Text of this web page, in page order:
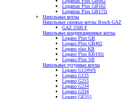
Logamax Plus GB162
Logamax Plus GB172i
Напольные котлы
Напольные газовые котлы Bosch GAZ
GAZ 2500 F
Напольные конденсационные котлы
Logano Plus GB
Logano Plus GB402
Logano plus KB
Logano Plus KB192i
Logano Plus SB
Напольные чугунные котлы
Logano G124WS
Logano G125
Logano G215
Logano G234
Logano G334
Logano GE315